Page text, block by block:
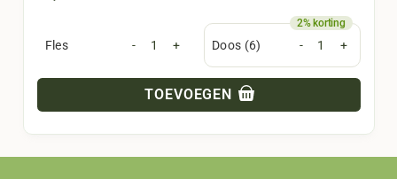
Fles - + Doos (6) - +
TOEVOEGEN